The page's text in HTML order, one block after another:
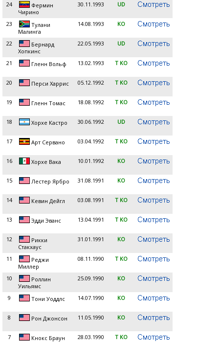
24
Фермин
Чирино
30.11.1993 UD
23
Тулани
Малинга
14.08.1993 KO
22
Бернард
Хопкинс
22.05.1993 UD
21 Гленн Вольф 13.02.1993 T KO
20 Перси Харрис 05.12.1992 T KO
19 Гленн Томас 18.08.1992 T KO
18 Хорхе Кастро 30.06.1992 UD
17 Арт Сервано 03.04.1992 T KO
16 Хорхе Вака 10.01.1992 KO
15 Лестер Ярбро 31.08.1991 KO
14 Кевин Дейгл 03.08.1991 T KO
13 Эдди Эванс 13.04.1991 T KO
12
Рикки
Стакхаус
31.01.1991 KO
11
Реджи
Миллер
08.11.1990 T KO
10
Роллин
Уильямс
25.09.1990 KO
9 Тони Уоддлс 14.07.1990 KO
8 Рон Джонсон 11.05.1990 KO
7 Кнокс Браун 28.03.1990 T KO